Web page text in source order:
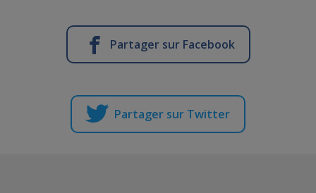
Partager sur Facebook
Partager sur Twitter